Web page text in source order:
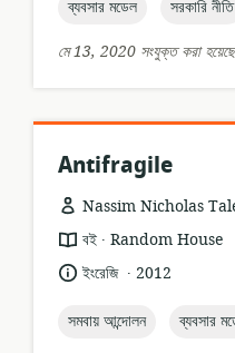
topic:
ব্যবসার মডেল topic:
সরকারি নীতি
মে 13, 2020 সংযুক্ত করা হয়েছে
Antifragile
Nassim Nicholas
তথ্যসম্পদের
ফর্ম্যাট:
বই .
প্রকাশক:Random House
ভাষা:ইংরেজি .
প্রকাশনার
2012
topic:
সমবায় আন্দোলন topic:
ব্যবসার